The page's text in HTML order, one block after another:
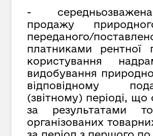
-
продажу
переданого/
платниками рентної
користування
видобування
відповідному
(звітному) періоді, що
за результатами
організованих